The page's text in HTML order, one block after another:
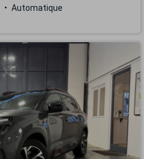
Automatique